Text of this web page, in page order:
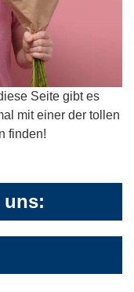
Seite gibt es
mit einer der tollen
finden!
uns: